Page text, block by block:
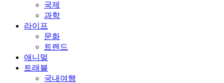
국제
과학
라이프
문화
트렌드
애니멀
트래블
국내여행